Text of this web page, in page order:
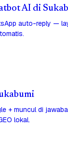
AI di
auto-reply —
+ muncul di
lokal.